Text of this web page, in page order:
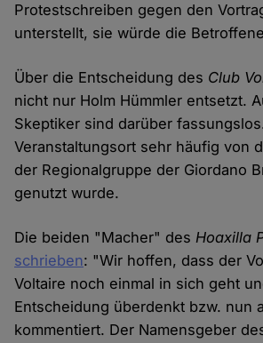
Protestschreiben gegen den
unterstellt, sie würde die
Über die Entscheidung des Club
nicht nur Holm Hümmler entsetzt.
Skeptiker sind darüber
Veranstaltungsort sehr häufig von
der Regionalgruppe der Giordano
genutzt wurde.
Die beiden "Macher" desHoaxilla
schrieben: "Wir hoffen, dass der
Voltaire noch einmal in sich geht
Entscheidung überdenkt bzw. nun
kommentiert. Der Namensgeber